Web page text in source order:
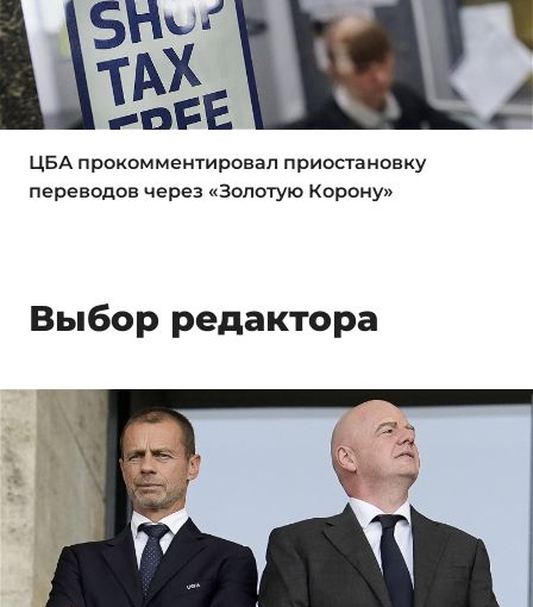
ЦБА прокомментировал приостановку
переводов через «Золотую Корону»
Выбор редактора